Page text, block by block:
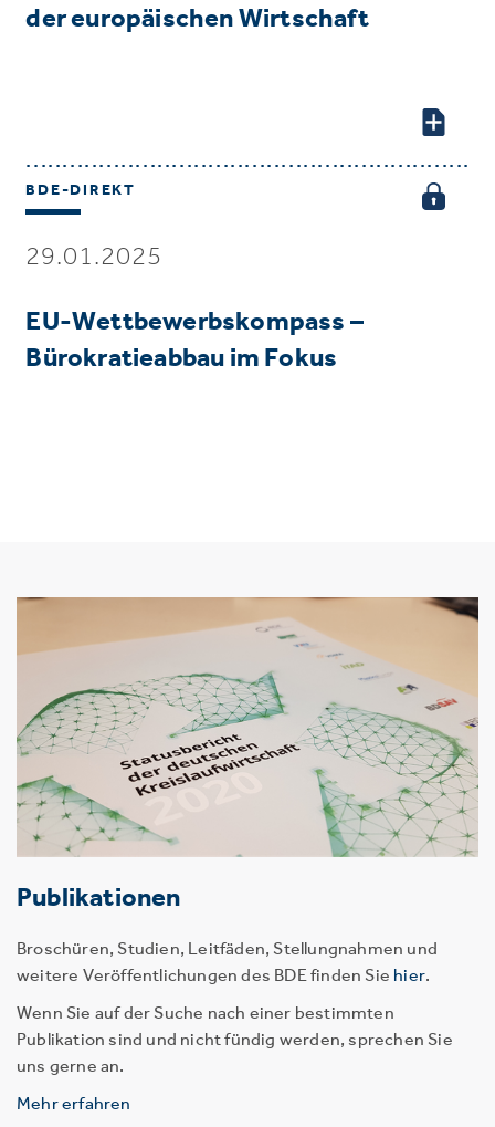
der europäischen Wirtschaft
BDE-DIREKT
29.01.2025
EU-Wettbewerbskompass –
Bürokratieabbau im Fokus
Publikationen
Broschüren, Studien, Leitfäden, Stellungnahmen und
weitere Veröffentlichungen des BDE finden Sie hier.
Wenn Sie auf der Suche nach einer bestimmten
Publikation sind und nicht fündig werden, sprechen Sie
uns gerne an.
Mehr erfahren